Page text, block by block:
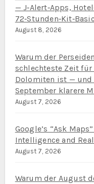
— J‑Alert‑Apps,
August 8, 2026
Warum der
schlechteste Zeit
Dolomiten ist — und
September klarere
August 7, 2026
Google’s “Ask
Intelligence and
August 7, 2026
Warum der August